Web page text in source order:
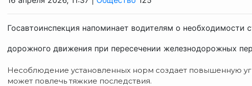
Госавтоинспекция напоминает водителям о необходимости
дорожного движения при пересечении железнодорожных
Несоблюдение установленных норм создает повышенную
может повлечь тяжкие последствия.